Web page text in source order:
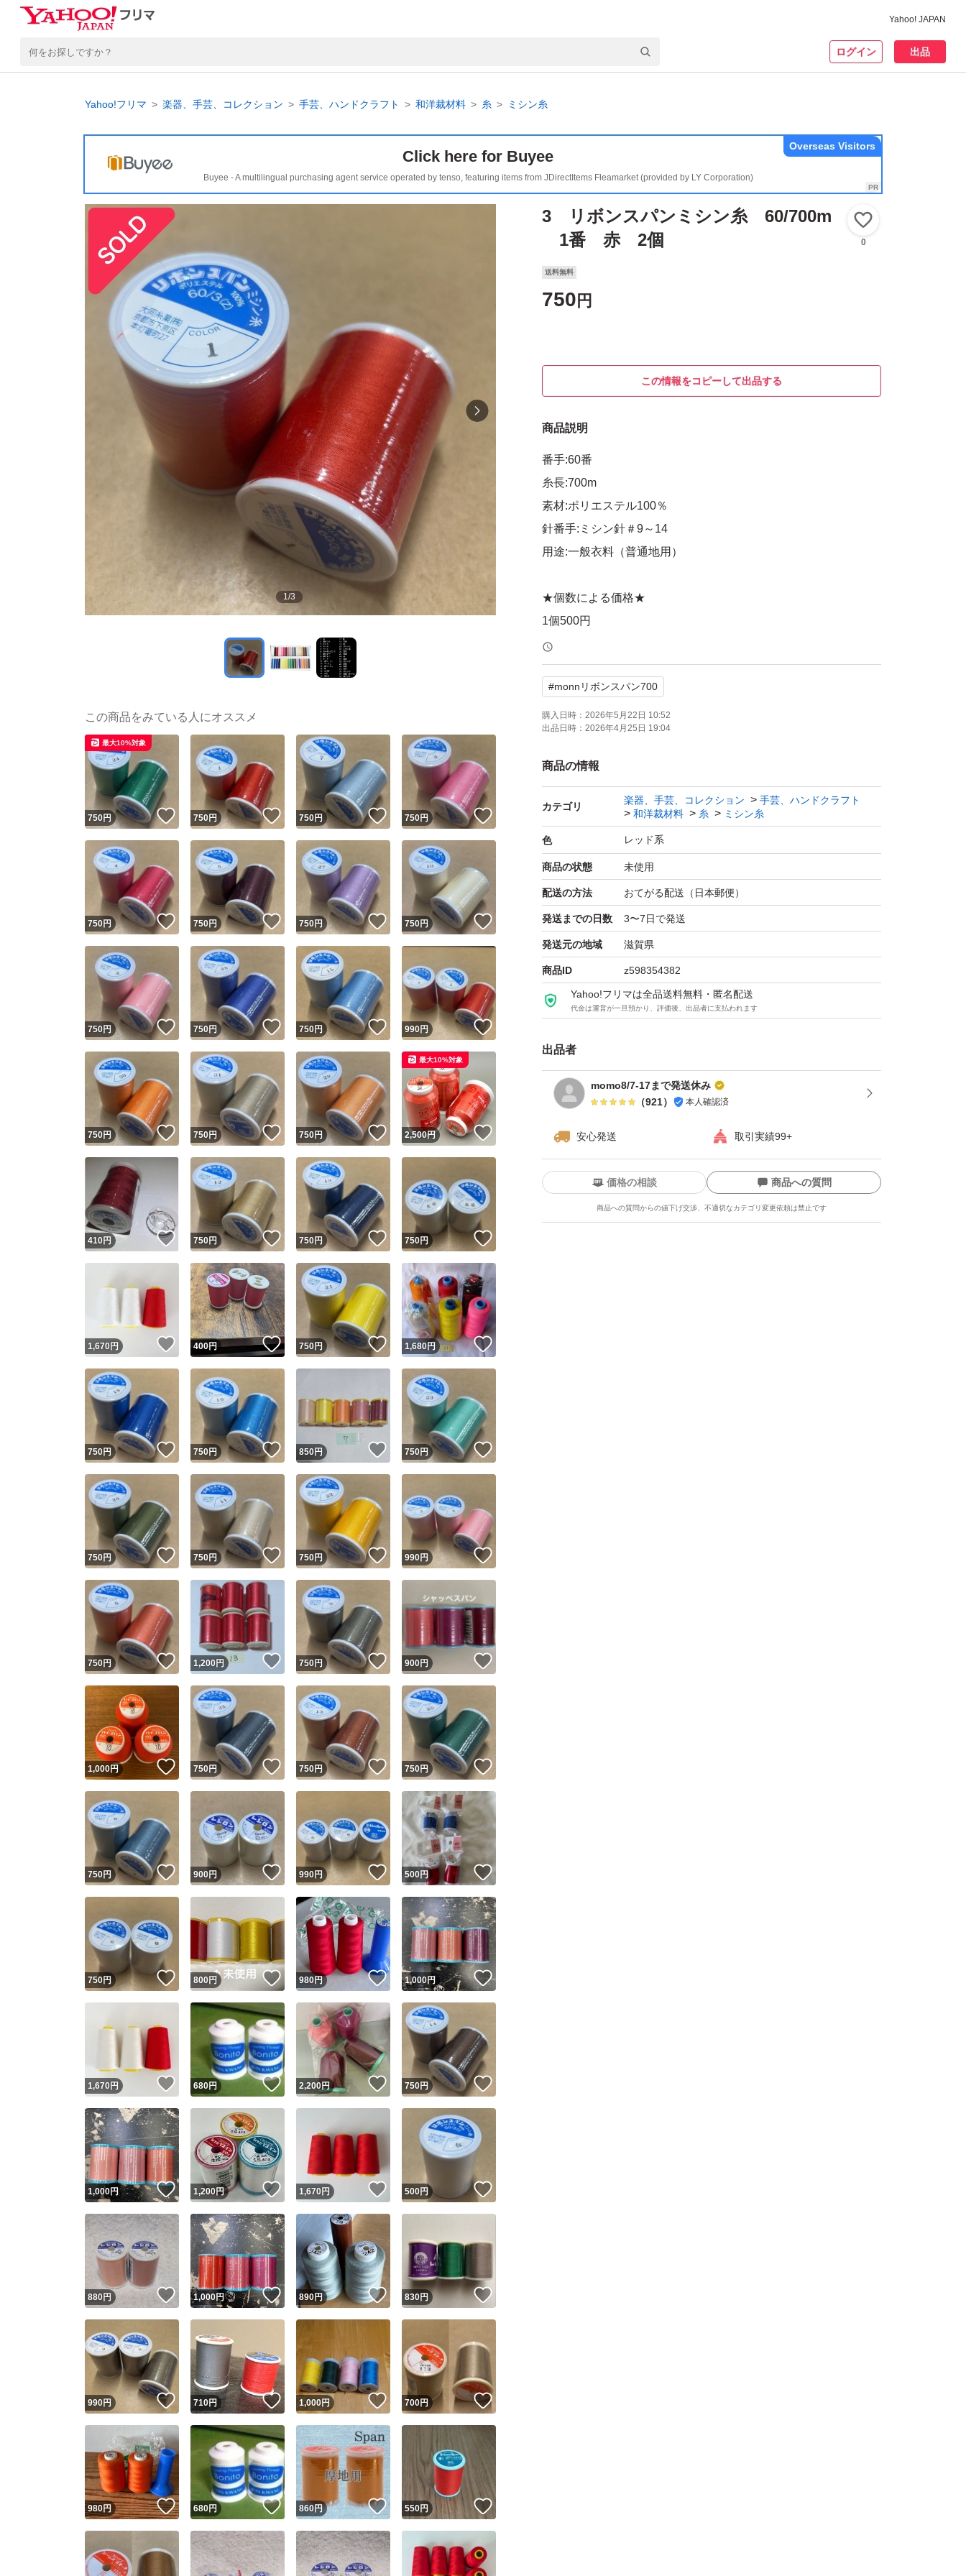
Yahoo! JAPAN
ログイン 出品
Yahoo!フリマ 楽器、手芸、コレクション 手芸、ハンドクラフト 和洋裁材料 糸 ミシン糸
Click here for Buyee
Buyee - A multilingual purchasing agent service operated by tenso, featuring items from JDirectItems Fleamarket (provided by LY Corporation)
Overseas Visitors
1/3
3 リボンスパンミシン糸 60/700m
1番 赤 2個
0
送料無料
750 円
この情報をコピーして出品する
商品説明
番手:60番
糸長:700m
素材:ポリエステル100％
針番手:ミシン針＃9～14
用途:一般衣料（普通地用）
★個数による価格★
1個500円
2個750円
3個990円
4個1240円
5個1450円
6個1560円
7個1750円
9個2070円
10個～1個220円×個数で計算いたします。
在庫は沢山ございます。色の組み合わせ変更OKです！
#monnリボンスパン700
#monnリボンスパン700
購入日時： 2026年5月22日 10:52
出品日時： 2026年4月25日 19:04
商品の情報
カテゴリ
楽器、手芸、コレクション
手芸、ハンドクラフト
和洋裁材料
糸 ミシン糸
色 レッド系
商品の状態 未使用
配送の方法 おてがる配送（日本郵便）
発送までの日数 3〜7日で発送
発送元の地域 滋賀県
商品ID z598354382
Yahoo!フリマは全品送料無料・匿名配送
代金は運営が一旦預かり、評価後、出品者に支払われます
出品者
momo8/7-17まで発送休み
（921） 本人確認済
安心発送 取引実績99+
ユーザーの実績について
Yahoo!フリマが定めた一定の基準を満たしたユーザーにバッジを付与しています
安心取引出品者
安心取引出品者 Yahoo!フリマの基準をクリアした安心・安全なユーザーです
取引実績
取引実績◯+ このユーザーはYahoo!フリマの取引を完了させた実績があります
他フリマ実績◯+ このユーザーは他フリマサービスでの取引実績があります
スピード&安心発送
※このバッジは実績に基づく表示であり、発送を保証しているものではありません
スピード＆安心発送
このユーザーは高頻度で24時間以内＆設定した発送日数内に発送してい
ます
スピード発送 このユーザーは高頻度で24時間以内に発送しています
安心発送 このユーザーは設定した発送日数内に発送しています
価格の相談 商品への質問
商品への質問からの値下げ交渉、不適切なカテゴリ変更依頼は禁止です
この商品の情報をコピーします
商品画像の無断転載は禁止されています
コピーは
出品ページへ
この商品をみている人にオススメ
750円 いいね！
最大10%対象
750円 いいね！
750円 いいね！
750円
750円 いいね！
750円 いいね！
750円 いいね！
750円
750円 いいね！
750円 いいね！
750円 いいね！
990円
750円 いいね！
750円 いいね！
750円 いいね！
2,500円
最大10%対象
410円 いいね！
750円 いいね！
750円 いいね！
750円
1,670 円 いいね！
400円 いいね！
750円 いいね！
1,680円
750円 いいね！
750円 いいね！
850円 いいね！
750円
750円 いいね！
750円 いいね！
750円 いいね！
990円
750円 いいね！
1,200円 いいね！
750円 いいね！
900円
1,000円 いいね！
750円 いいね！
750円 いいね！
750円
750円 いいね！
900円 いいね！
990円 いいね！
500円 いいね！
750円 いいね！
800円 いいね！
980円 いいね！
1,000円 いいね！
1,670 円 いいね！
680円 いいね！
2,200円 いいね！
750円
1,000円 いいね！
1,200円 いいね！
1,670円 いいね！
500円
880円 いいね！
1,000円 いいね！
890円 いいね！
830円
990円 いいね！
710円 いいね！
1,000円 いいね！
700円
980円 いいね！
680円 いいね！
860円 いいね！
550円 いいね！